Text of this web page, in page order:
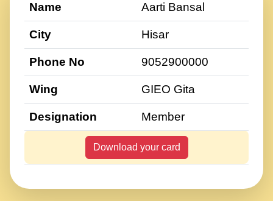
Name Aarti Bansal
City Hisar
Phone No 9052900000
Wing GIEO Gita
Designation Member
Download your card